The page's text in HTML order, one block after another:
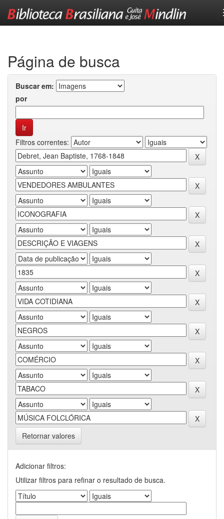
Página de busca
Buscar em:
por
Filtros correntes:
Retornar valores
Adicionar filtros:
Utilizar filtros para refinar o resultado de busca.